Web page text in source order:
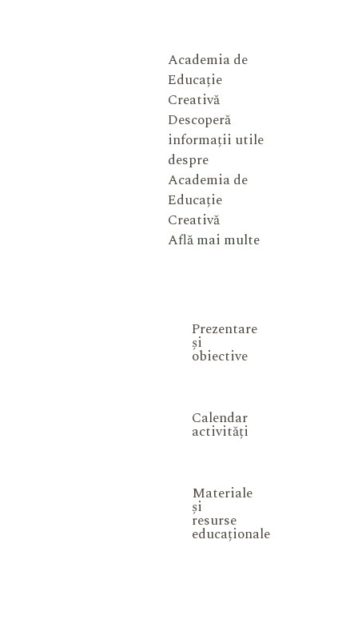
Academia de
Educație
Creativă
Descoperă
informații utile
despre
Academia de
Educație
Creativă
Află mai multe
Prezentare
și
obiective
Calendar
activități
Materiale
și
resurse
educaționale